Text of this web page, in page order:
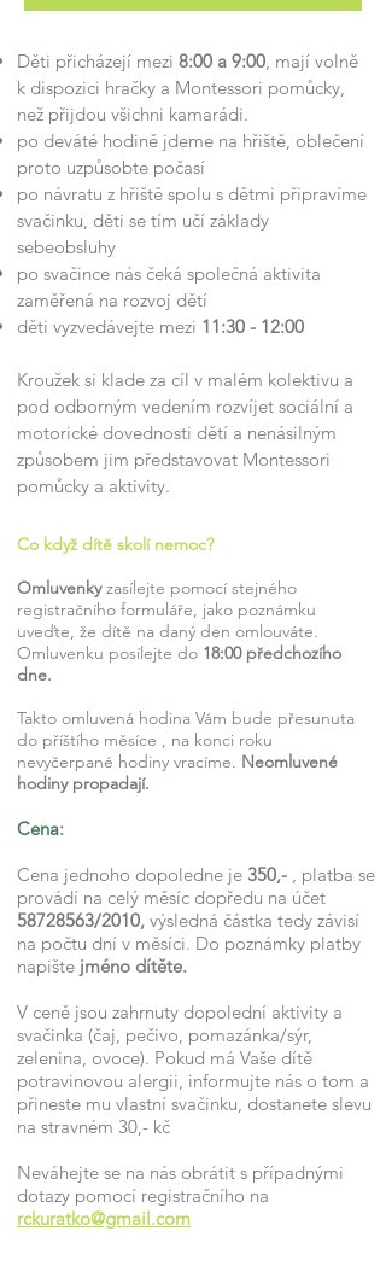
Děti přicházejí mezi 8:00 a 9:00, mají volně
k dispozici hračky a Montessori pomůcky,
než přijdou všichni kamarádi.
po deváté hodině jdeme na hřiště, oblečení
proto uzpůsobte počasí
po návratu z hřiště spolu s dětmi připravíme
svačinku, děti se tím učí základy
sebeobsluhy
po svačince nás čeká společná aktivita
zaměřená na rozvoj dětí
děti vyzvedávejte mezi 11:30 - 12:00
Kroužek si klade za cíl v malém kolektivu a
pod odborným vedením rozvíjet sociální a
motorické dovednosti dětí a nenásilným
způsobem jim představovat Montessori
pomůcky a aktivity.
Co když dítě skolí nemoc?
Omluvenkyzasílejte pomocí stejného
registračního formuláře, jako poznámku
uveďte, že dítě na daný den omlouváte.
Omluvenku posílejte do 18:00 předchozího
dne.
Takto omluvená hodina Vám bude přesunuta
do příštího měsíce , na konci roku
nevyčerpané hodiny vracíme. Neomluvené
hodiny propadají.
Cena:
Cena jednoho dopoledne je 350,- , platba se
provádí na celý měsíc dopředu na účet
58728563/2010, výsledná částka tedy závisí
na počtu dní v měsíci. Do poznámky platby
napište jméno dítěte.
V ceně jsou zahrnuty dopolední aktivity a
svačinka (čaj, pečivo, pomazánka/sýr,
zelenina, ovoce). Pokud má Vaše dítě
potravinovou alergii, informujte nás o tom a
přineste mu vlastní svačinku, dostanete slevu
na stravném 30,- kč
Neváhejte se na nás obrátit s případnými
dotazy pomocí registračního na
rckuratko@gmail.com